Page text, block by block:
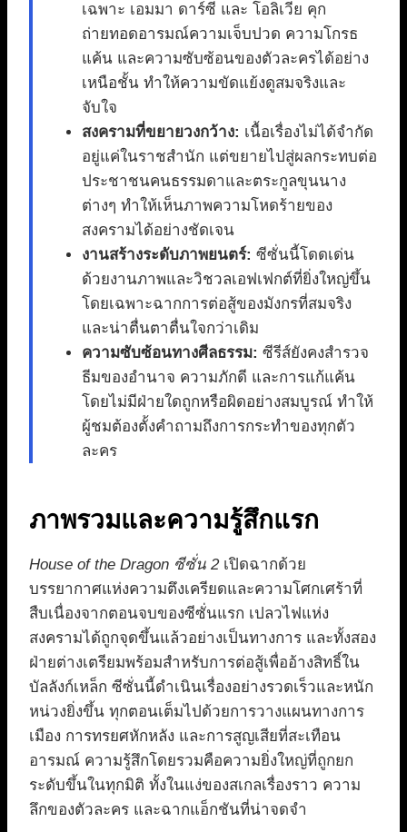
เฉพาะ เอมมา ดาร์ซี และ โอลิเวีย คุก
ถ่ายทอดอารมณ์ความเจ็บปวด ความโกรธ
แค้น และความซับซ้อนของตัวละครได้อย่าง
เหนือชั้น ทำให้ความขัดแย้งดูสมจริงและ
จับใจ
สงครามที่ขยายวงกว้าง: เนื้อเรื่องไม่ได้จำกัด
อยู่แค่ในราชสำนัก แต่ขยายไปสู่ผลกระทบต่อ
ประชาชนคนธรรมดาและตระกูลขุนนาง
ต่างๆ ทำให้เห็นภาพความโหดร้ายของ
สงครามได้อย่างชัดเจน
งานสร้างระดับภาพยนตร์: ซีซั่นนี้โดดเด่น
ด้วยงานภาพและวิชวลเอฟเฟกต์ที่ยิ่งใหญ่ขึ้น
โดยเฉพาะฉากการต่อสู้ของมังกรที่สมจริง
และน่าตื่นตาตื่นใจกว่าเดิม
ความซับซ้อนทางศีลธรรม: ซีรีส์ยังคงสำรวจ
ธีมของอำนาจ ความภักดี และการแก้แค้น
โดยไม่มีฝ่ายใดถูกหรือผิดอย่างสมบูรณ์ ทำให้
ผู้ชมต้องตั้งคำถามถึงการกระทำของทุกตัว
ละคร
ภาพรวมและความรู้สึกแรก
House of the Dragon ซีซั่น 2เปิดฉากด้วย
บรรยากาศแห่งความตึงเครียดและความโศกเศร้าที่
สืบเนื่องจากตอนจบของซีซั่นแรก เปลวไฟแห่ง
สงครามได้ถูกจุดขึ้นแล้วอย่างเป็นทางการ และทั้งสอง
ฝ่ายต่างเตรียมพร้อมสำหรับการต่อสู้เพื่ออ้างสิทธิ์ใน
บัลลังก์เหล็ก ซีซั่นนี้ดำเนินเรื่องอย่างรวดเร็วและหนัก
หน่วงยิ่งขึ้น ทุกตอนเต็มไปด้วยการวางแผนทางการ
เมือง การทรยศหักหลัง และการสูญเสียที่สะเทือน
อารมณ์ ความรู้สึกโดยรวมคือความยิ่งใหญ่ที่ถูกยก
ระดับขึ้นในทุกมิติ ทั้งในแง่ของสเกลเรื่องราว ความ
ลึกของตัวละคร และฉากแอ็กชันที่น่าจดจำ